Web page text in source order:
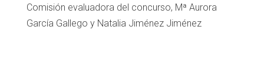
Comisión evaluadora del concurso, Mª Aurora
García Gallego y Natalia Jiménez Jiménez